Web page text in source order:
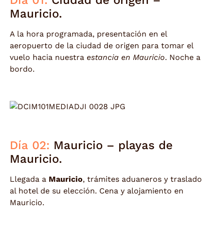
Mauricio.
A la hora programada, presentación en el
aeropuerto de la ciudad de origen para tomar el
vuelo hacia nuestra estancia en Mauricio. Noche a
bordo.
Día 02: Mauricio – playas de
Mauricio.
Llegada a Mauricio, trámites aduaneros y traslado
al hotel de su elección. Cena y alojamiento en
Mauricio.